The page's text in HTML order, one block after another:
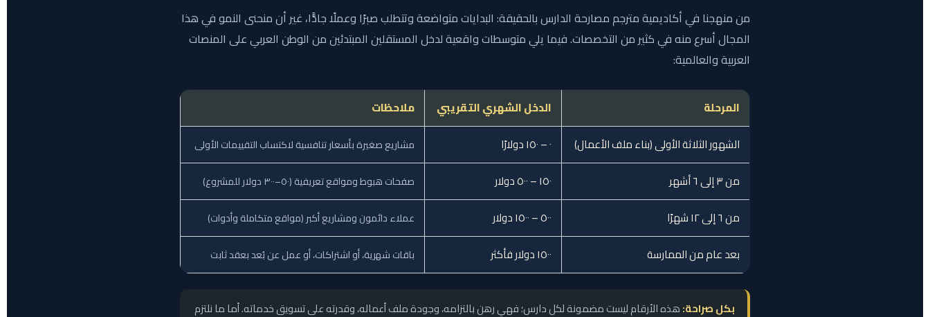
من منهجنا في أكاديمية مترجم مصارحة الدارس بالحقيقة: البدايات متواضعة وتتطلب صبرًا وعملًا جادًّا، غير أن منحنى النمو في هذا
المجال أسرع منه في كثير من التخصصات. فيما يلي متوسطات واقعية لدخل المستقلين المبتدئين من الوطن العربي على المنصات
العربية والعالمية:
المرحلة الدخل الشهري التقريبي
ملاحظات
الشهور الثلاثة الأولى (بناء ملف الأعمال)
٠ – ١٥٠ دولارًا مشاريع صغيرة بأسعار تنافسية لاكتساب التقييمات الأولى
من ٣ إلى ٦ أشهر ١٥٠ – ٥٠٠ دولار صفحات هبوط ومواقع تعريفية (٥٠–٣٠٠ دولار للمشروع)
من ٦ إلى ١٢ شهرًا ٥٠٠ – ١٥٠٠ دولار عملاء دائمون ومشاريع أكبر (مواقع متكاملة وأدوات)
بعد عام من الممارسة ١٥٠٠ دولار فأكثر باقات شهرية، أو اشتراكات، أو عمل عن بُعد بعقد ثابت
بكل صراحة:هذه الأرقام ليست مضمونة لكل دارس؛ فهي رهن بالتزامه، وجودة ملف أعماله، وقدرته على تسويق خدماته. أما ما نلتزم